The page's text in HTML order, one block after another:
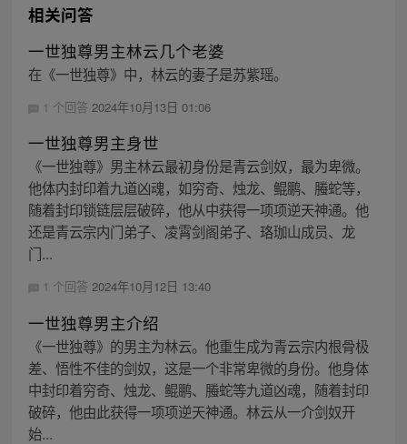
相关问答
一世独尊男主林云几个老婆
在《一世独尊》中，林云的妻子是苏紫瑶。
1 个回答 2024年10月13日 01:06
一世独尊男主身世
《一世独尊》男主林云最初身份是青云剑奴，最为卑微。
他体内封印着九道凶魂，如穷奇、烛龙、鲲鹏、螣蛇等，
随着封印锁链层层破碎，他从中获得一项项逆天神通。他
还是青云宗内门弟子、凌霄剑阁弟子、珞珈山成员、龙
门...
1 个回答 2024年10月12日 13:40
一世独尊男主介绍
《一世独尊》的男主为林云。他重生成为青云宗内根骨极
差、悟性不佳的剑奴，这是一个非常卑微的身份。他身体
中封印着穷奇、烛龙、鲲鹏、螣蛇等九道凶魂，随着封印
破碎，他由此获得一项项逆天神通。林云从一介剑奴开
始...